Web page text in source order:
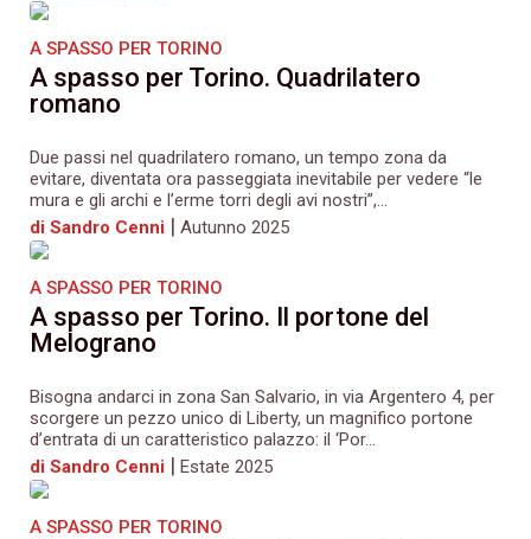
A SPASSO PER TORINO
A spasso per Torino. Quadrilatero
romano
Due passi nel quadrilatero romano, un tempo zona da
evitare, diventata ora passeggiata inevitabile per vedere “le
mura e gli archi e l’erme torri degli avi nostri”,...
di Sandro Cenni | Autunno 2025
A SPASSO PER TORINO
A spasso per Torino. Il portone del
Melograno
Bisogna andarci in zona San Salvario, in via Argentero 4, per
scorgere un pezzo unico di Liberty, un magnifico portone
d’entrata di un caratteristico palazzo: il ‘Por...
di Sandro Cenni | Estate 2025
A SPASSO PER TORINO